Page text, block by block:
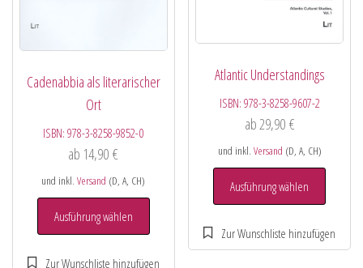
Cadenabbia als literarischer
Ort
ISBN:978-3-8258-9852-0
ab 14,90€
und inkl.Versand (D, A, CH)
Ausführung wählen
Atlantic Understandings
ISBN: 978-3-8258-9607-2
ab29,90 €
und inkl. Versand (D, A, CH)
Ausführung wählen